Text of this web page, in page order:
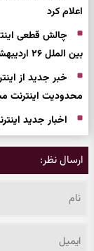
اعلام کرد
چالش قطعی
بین الملل ۲۶ اردیبهشت
محدودیت
اخبار جدید
ارسال نظر: